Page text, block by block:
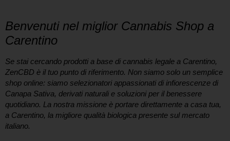
Benvenuti nel miglior Cannabis Shop a
Carentino
Se stai cercando prodotti a base dicannabis legale a Carentino,
ZenCBD è il tuo punto di riferimento. Non siamo solo un semplice
shop online: siamo selezionatori appassionati di infiorescenze di
Canapa Sativa, derivati naturali e soluzioni per il benessere
quotidiano. La nostra missione è portare direttamente a casa tua,
a Carentino, la migliore qualità biologica presente sul mercato
italiano.